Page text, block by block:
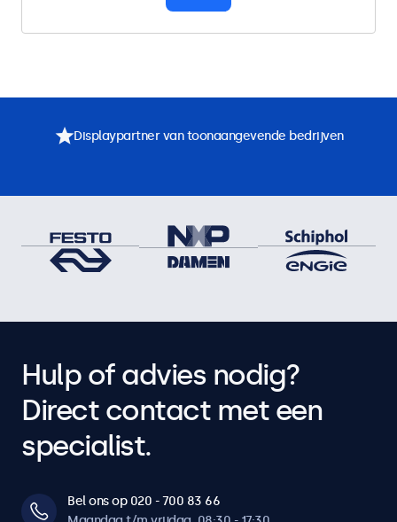
Displaypartner van toonaangevende bedrijven
Hulp of advies nodig?
Direct contact met een
specialist.
Bel ons op 020 - 700 83 66